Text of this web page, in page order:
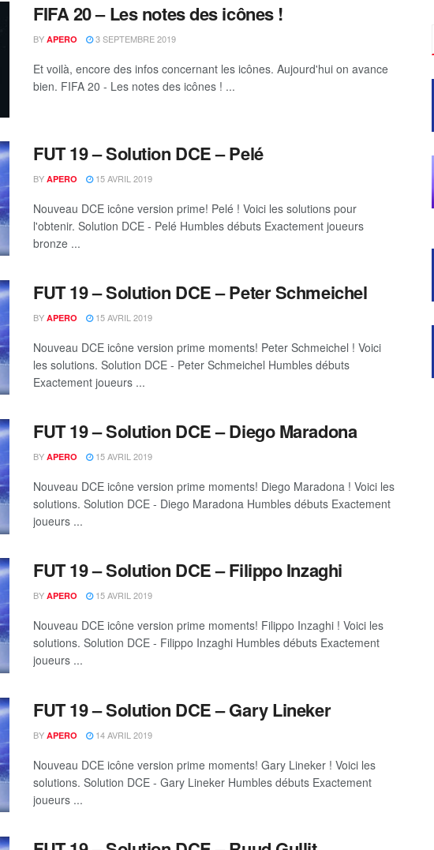
FIFA 20 – Les notes des icônes !
BY APERO 3 SEPTEMBRE 2019
Et voilà, encore des infos concernant les icônes. Aujourd'hui on avance
bien. FIFA 20 - Les notes des icônes ! ...
FUT 19 – Solution DCE – Pelé
BY APERO 15 AVRIL 2019
Nouveau DCE icône version prime! Pelé ! Voici les solutions pour
l'obtenir. Solution DCE - Pelé Humbles débuts Exactement joueurs
bronze ...
FUT 19 – Solution DCE – Peter Schmeichel
BY APERO 15 AVRIL 2019
Nouveau DCE icône version prime moments! Peter Schmeichel ! Voici
les solutions. Solution DCE - Peter Schmeichel Humbles débuts
Exactement joueurs ...
FUT 19 – Solution DCE – Diego Maradona
BY APERO 15 AVRIL 2019
Nouveau DCE icône version prime moments! Diego Maradona ! Voici les
solutions. Solution DCE - Diego Maradona Humbles débuts Exactement
joueurs ...
FUT 19 – Solution DCE – Filippo Inzaghi
BY APERO 15 AVRIL 2019
Nouveau DCE icône version prime moments! Filippo Inzaghi ! Voici les
solutions. Solution DCE - Filippo Inzaghi Humbles débuts Exactement
joueurs ...
FUT 19 – Solution DCE – Gary Lineker
BY APERO 14 AVRIL 2019
Nouveau DCE icône version prime moments! Gary Lineker ! Voici les
solutions. Solution DCE - Gary Lineker Humbles débuts Exactement
joueurs ...